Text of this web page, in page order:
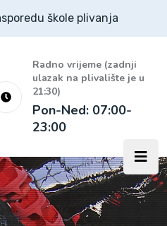
škole plivanja
Radno vrijeme (zadnji
ulazak na plivalište je u
21:30)
Pon-Ned: 07:00-
23:00